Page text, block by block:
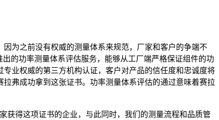
为之前没有权威的测量体系来规范，厂家和客户的争端不
的功率测量体系评估服务，能够从工厂端严格保证组件的功
业权威的第三方机构认证，客户对产品的信任度和忠诚度将
弗成功拿到这张证书。功率测量体系评估的通过意味着赛拉
得这项证书的企业，与此同时，我们的测量流程和品质管